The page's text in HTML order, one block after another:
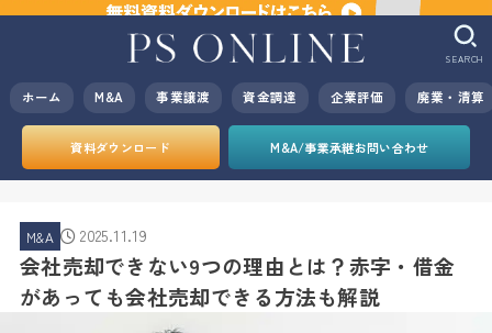
ホーム M&A 事業譲渡 資金調達 企業評価 廃業・清算
SEARCH
資料ダウンロード M&A/事業承継お問い合わせ
M&A 2025.11.19
会社売却できない9つの理由とは？赤字・借金
があっても会社売却できる方法も解説